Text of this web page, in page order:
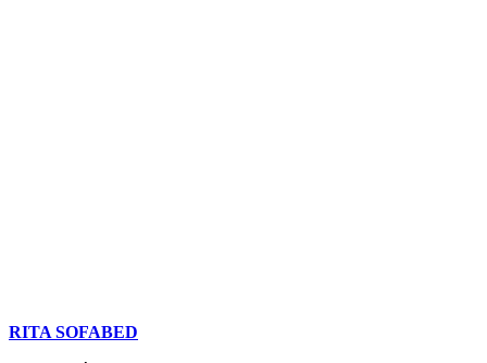
RITA SOFABED